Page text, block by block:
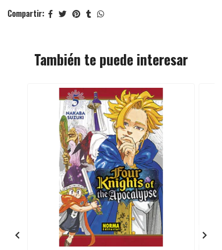
Compartir:
También te puede interesar